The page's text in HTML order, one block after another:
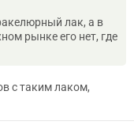
лак, а в
рынке его нет, где
с таким лаком,